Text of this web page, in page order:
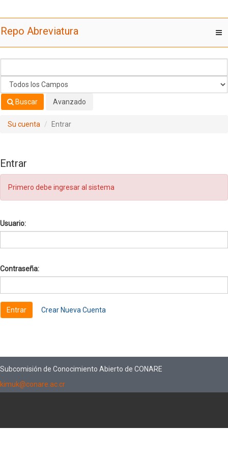
Repo Abreviatura
Buscar Avanzado
Su cuenta Entrar
Entrar
Primero debe ingresar al sistema
Usuario:
Contraseña:
Crear Nueva Cuenta
Subcomisión de Conocimiento Abierto de CONARE
kimuk@conare.ac.cr